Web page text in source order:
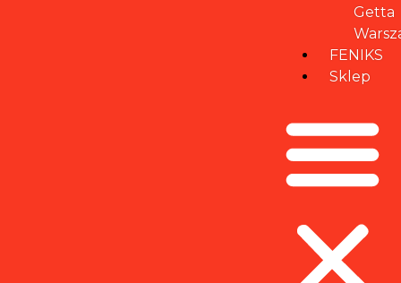
Getta
FENIKS
Sklep